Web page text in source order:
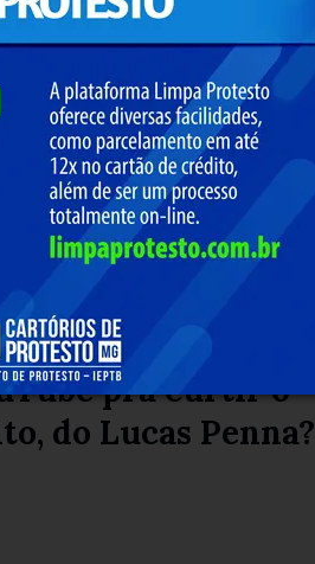
DAS VELHAS
pra curtir o
do Lucas Penna?